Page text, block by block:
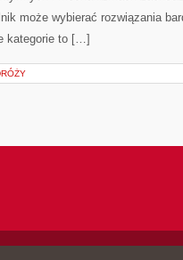
może wybierać rozwiązania
kategorie to […]